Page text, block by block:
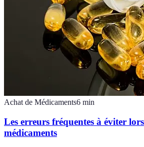
Achat de Médicaments6 min
Les erreurs fréquentes à éviter
médicaments